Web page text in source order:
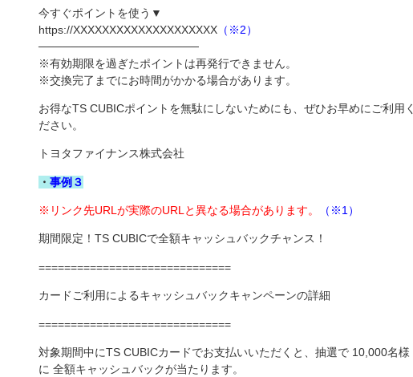
今すぐポイントを使う▼
https://XXXXXXXXXXXXXXXXXXXX （※2）
────────────────────
※有効期限を過ぎたポイントは再発行できません。
※交換完了までにお時間がかかる場合があります。
お得なTS CUBICポイントを無駄にしないためにも、ぜひお早めにご利用く
ださい。
トヨタファイナンス株式会社
・ 事例３
※リンク先URLが実際のURLと異なる場合があります。 （※1）
期間限定！TS CUBICで全額キャッシュバックチャンス！
==============================
カードご利用によるキャッシュバックキャンペーンの詳細
==============================
対象期間中にTS CUBICカードでお支払いいただくと、抽選で 10,000名様
に 全額キャッシュバックが当たります。